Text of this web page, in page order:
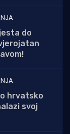
do
hrvatsko
svoj